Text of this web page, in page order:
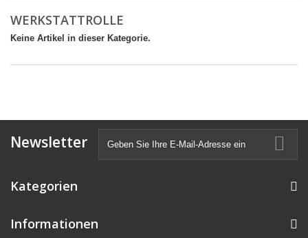
WERKSTATTROLLE
Keine Artikel in dieser Kategorie.
Newsletter
Kategorien
Informationen